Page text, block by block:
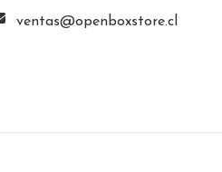
ventas@openboxstore.cl